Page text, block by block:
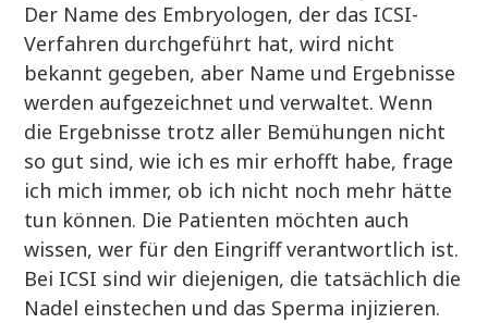
Der Name des Embryologen, der das ICSI-
Verfahren durchgeführt hat, wird nicht
bekannt gegeben, aber Name und Ergebnisse
werden aufgezeichnet und verwaltet. Wenn
die Ergebnisse trotz aller Bemühungen nicht
so gut sind, wie ich es mir erhofft habe, frage
ich mich immer, ob ich nicht noch mehr hätte
tun können. Die Patienten möchten auch
wissen, wer für den Eingriff verantwortlich ist.
Bei ICSI sind wir diejenigen, die tatsächlich die
Nadel einstechen und das Sperma injizieren.